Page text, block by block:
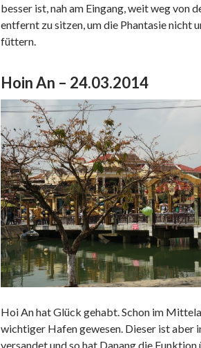
besser ist, nah am Eingang, weit weg von
entfernt zu sitzen, um die Phantasie nicht
füttern.
Hoin An – 24.03.2014
Hoi An hat Glück gehabt. Schon im
wichtiger Hafen gewesen. Dieser ist aber
versandet und so hat Danang die